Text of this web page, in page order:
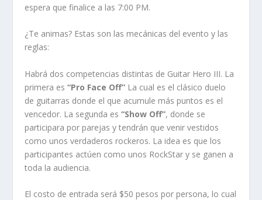
espera que finalice a las 7:00 PM.
¿Te animas? Estas son las mecánicas del evento y las
reglas:
Habrá dos competencias distintas de Guitar Hero III. La
primera es“Pro Face Off” La cual es el clásico duelo
de guitarras donde el que acumule más puntos es el
vencedor. La segunda es“Show Off”, donde se
participara por parejas y tendrán que venir vestidos
como unos verdaderos rockeros. La idea es que los
participantes actúen como unos RockStar y se ganen a
toda la audiencia.
El costo de entrada será $50 pesos por persona, lo cual